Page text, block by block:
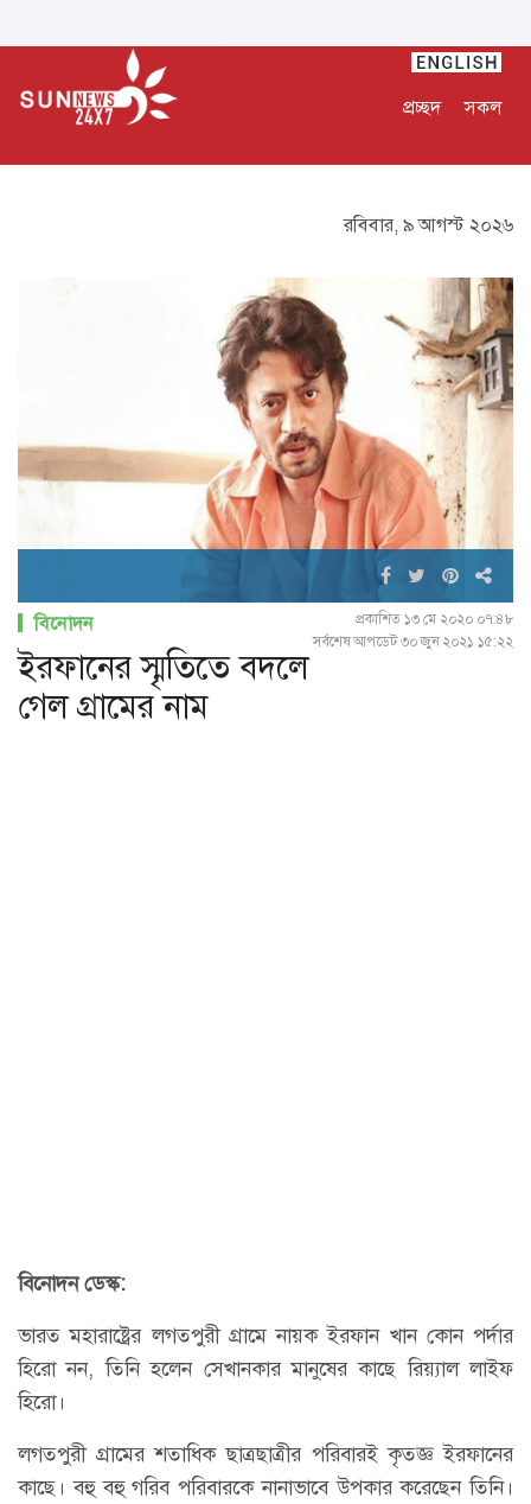
প্রচ্ছদ সকল
রবিবার, ৯ আগস্ট ২০২৬
বিনোদন
প্রকাশিত ১৩ মে ২০২০ ০৭:৪৮
সর্বশেষ আপডেট ৩০ জুন ২০২১ ১৫:২২
ইরফানের স্মৃতিতে বদলে
গেল গ্রামের নাম
বিনোদন ডেস্ক:
ভারত মহারাষ্ট্রের লগতপুরী গ্রামে নায়ক ইরফান খান কোন পর্দার
হিরো নন, তিনি হলেন সেখানকার মানুষের কাছে রিয়্যাল লাইফ
হিরো।
লগতপুরী গ্রামের শতাধিক ছাত্রছাত্রীর পরিবারই কৃতজ্ঞ ইরফানের
কাছে। বহু বহু গরিব পরিবারকে নানাভাবে উপকার করেছেন তিনি।